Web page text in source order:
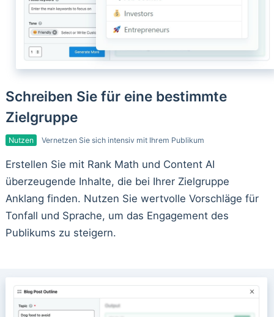
Schreiben Sie für eine bestimmte
Zielgruppe
Nutzen Vernetzen Sie sich intensiv mit Ihrem Publikum
Erstellen Sie mit Rank Math und Content AI
überzeugende Inhalte, die bei Ihrer Zielgruppe
Anklang finden. Nutzen Sie wertvolle Vorschläge für
Tonfall und Sprache, um das Engagement des
Publikums zu steigern.